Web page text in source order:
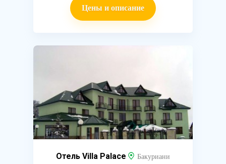
Цены и описание
Отель Villa Palace Бакуриани